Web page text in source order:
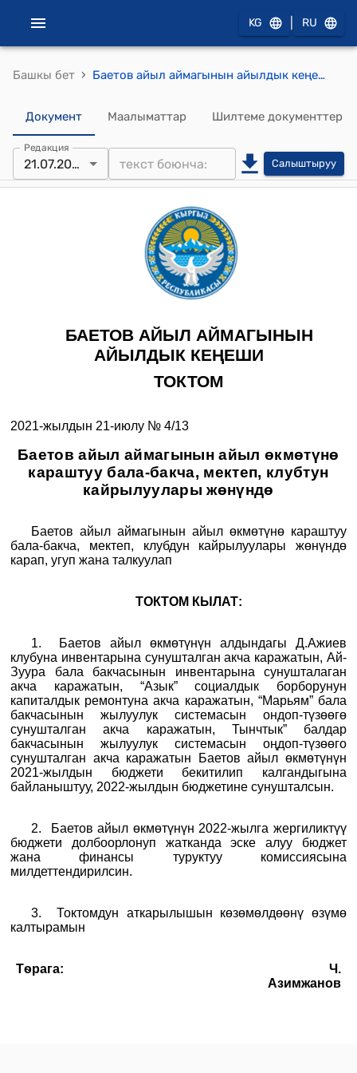
KG RU
Башкы бет › Баетов айыл аймагынын айылдык кеңешинин 2021-жылдын 21-июлундагы № 4/13 "Баетов айыл аймагынын айыл өкмөтүнө караштуу бала-бакча, мектеп, клубтун кайрылуулары жөнүндө" токтому
Документ Маалыматтар Шилтеме документтер
Редакция
21.07.2021 Салыштыруу